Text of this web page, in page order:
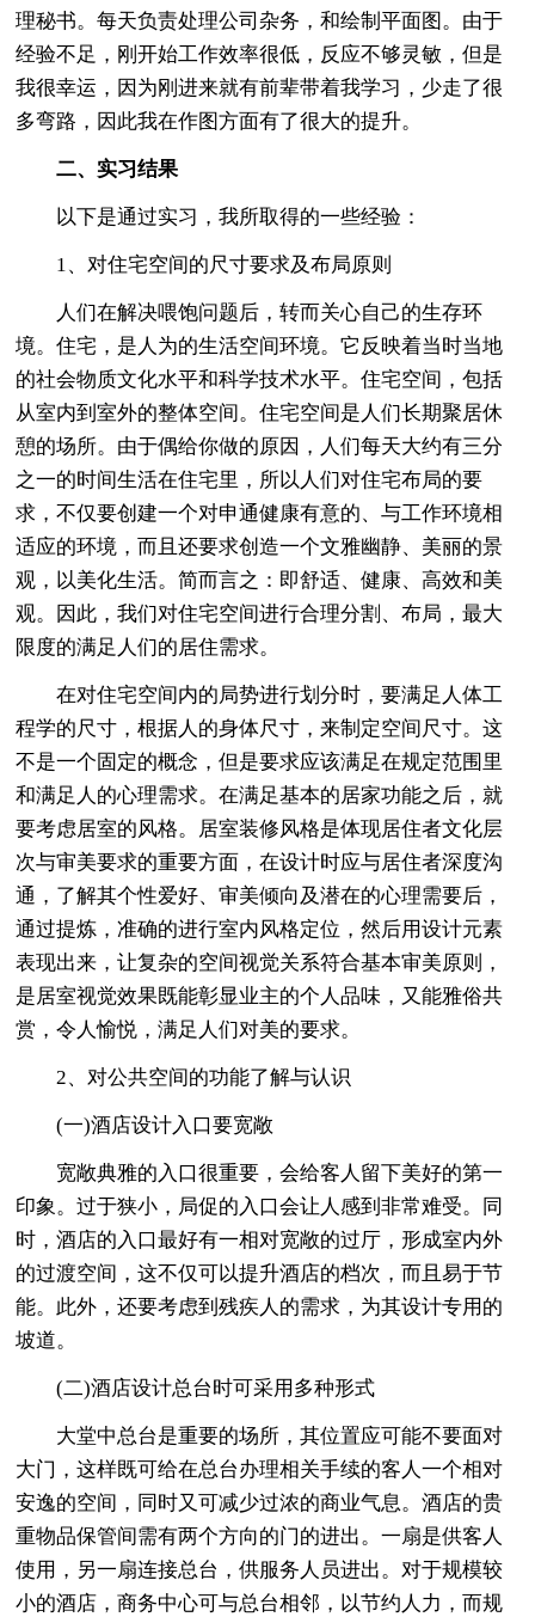
理秘书。每天负责处理公司杂务，和绘制平面图。由于
经验不足，刚开始工作效率很低，反应不够灵敏，但是
我很幸运，因为刚进来就有前辈带着我学习，少走了很
多弯路，因此我在作图方面有了很大的提升。
二、实习结果
以下是通过实习，我所取得的一些经验：
1、对住宅空间的尺寸要求及布局原则
人们在解决喂饱问题后，转而关心自己的生存环
境。住宅，是人为的生活空间环境。它反映着当时当地
的社会物质文化水平和科学技术水平。住宅空间，包括
从室内到室外的整体空间。住宅空间是人们长期聚居休
憩的场所。由于偶给你做的原因，人们每天大约有三分
之一的时间生活在住宅里，所以人们对住宅布局的要
求，不仅要创建一个对申通健康有意的、与工作环境相
适应的环境，而且还要求创造一个文雅幽静、美丽的景
观，以美化生活。简而言之：即舒适、健康、高效和美
观。因此，我们对住宅空间进行合理分割、布局，最大
限度的满足人们的居住需求。
在对住宅空间内的局势进行划分时，要满足人体工
程学的尺寸，根据人的身体尺寸，来制定空间尺寸。这
不是一个固定的概念，但是要求应该满足在规定范围里
和满足人的心理需求。在满足基本的居家功能之后，就
要考虑居室的风格。居室装修风格是体现居住者文化层
次与审美要求的重要方面，在设计时应与居住者深度沟
通，了解其个性爱好、审美倾向及潜在的心理需要后，
通过提炼，准确的进行室内风格定位，然后用设计元素
表现出来，让复杂的空间视觉关系符合基本审美原则，
是居室视觉效果既能彰显业主的个人品味，又能雅俗共
赏，令人愉悦，满足人们对美的要求。
2、对公共空间的功能了解与认识
(一)酒店设计入口要宽敞
宽敞典雅的入口很重要，会给客人留下美好的第一
印象。过于狭小，局促的入口会让人感到非常难受。同
时，酒店的入口最好有一相对宽敞的过厅，形成室内外
的过渡空间，这不仅可以提升酒店的档次，而且易于节
能。此外，还要考虑到残疾人的需求，为其设计专用的
坡道。
(二)酒店设计总台时可采用多种形式
大堂中总台是重要的场所，其位置应可能不要面对
大门，这样既可给在总台办理相关手续的客人一个相对
安逸的空间，同时又可减少过浓的商业气息。酒店的贵
重物品保管间需有两个方向的门的进出。一扇是供客人
使用，另一扇连接总台，供服务人员进出。对于规模较
小的酒店，商务中心可与总台相邻，以节约人力，而规